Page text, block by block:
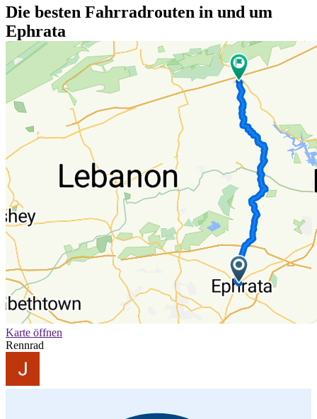
Die besten Fahrradrouten in und um
Ephrata
Karte öffnen
Rennrad